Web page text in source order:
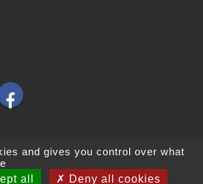
Facebook
loisirs
Concertation – Colline
and gives you control over what
all
Deny all cookies